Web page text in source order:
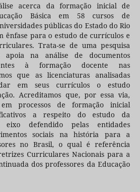
acerca da formação inicial de
Básica em 58 cursos de
públicas do Estado do Rio
ênfase para o estudo de currículos e
Trata-se de uma pesquisa
apoia na análise de documentos
à formação docente nas
que as licenciaturas analisadas
em seus currículos o estudo
Acreditamos que, por essa via,
processos de formação inicial
a respeito do estudo da
eixo defendido pelas entidades
sociais na história para a
no Brasil, o qual é referência
Curriculares Nacionais para a
dos professores da Educação